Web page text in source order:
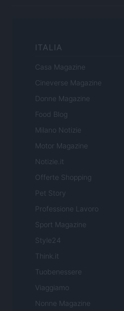
ITALIA
Casa Magazine
Cineverse Magazine
Donne Magazine
Food Blog
Milano Notizie
Motor Magazine
Notizie.it
Offerte Shopping
Pet Story
Professione Lavoro
Sport Magazine
Style24
Think.it
Tuobenessere
Viaggiamo
Nonne Magazine